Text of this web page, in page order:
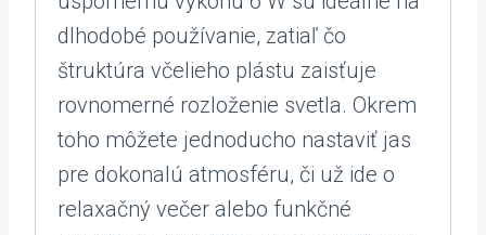
dlhodobé používanie, zatiaľ čo
štruktúra včelieho plástu zaisťuje
rovnomerné rozloženie svetla. Okrem
toho môžete jednoducho nastaviť jas
pre dokonalú atmosféru, či už ide o
relaxačný večer alebo funkčné